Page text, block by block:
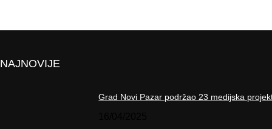
NAJNOVIJE
Grad Novi Pazar podržao 23 medijska